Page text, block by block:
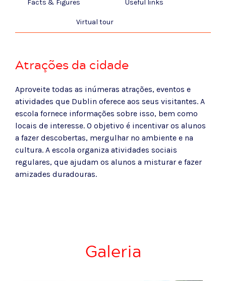
Facts & Figures Useful links
Virtual tour
Atrações da cidade
Aproveite todas as inúmeras atrações, eventos e
atividades que Dublin oferece aos seus visitantes. A
escola fornece informações sobre isso, bem como
locais de interesse. O objetivo é incentivar os alunos
a fazer descobertas, mergulhar no ambiente e na
cultura. A escola organiza atividades sociais
regulares, que ajudam os alunos a misturar e fazer
amizades duradouras.
Galeria